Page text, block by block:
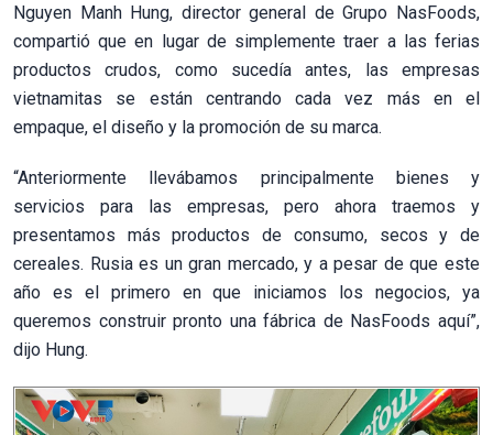
Nguyen Manh Hung, director general de Grupo NasFoods,
compartió que en lugar de simplemente traer a las ferias
productos crudos, como sucedía antes, las empresas
vietnamitas se están centrando cada vez más en el
empaque, el diseño y la promoción de su marca.
“Anteriormente llevábamos principalmente bienes y
servicios para las empresas, pero ahora traemos y
presentamos más productos de consumo, secos y de
cereales. Rusia es un gran mercado, y a pesar de que este
año es el primero en que iniciamos los negocios, ya
queremos construir pronto una fábrica de NasFoods aquí”,
dijo Hung.